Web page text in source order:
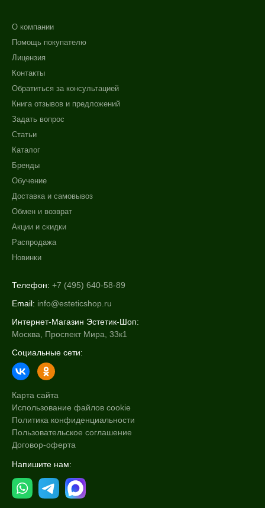
О компании
Помощь покупателю
Лицензия
Контакты
Обратиться за консультацией
Книга отзывов и предложений
Задать вопрос
Статьи
Каталог
Бренды
Обучение
Доставка и самовывоз
Обмен и возврат
Акции и скидки
Распродажа
Новинки
Телефон: +7 (495) 640-58-89
Email: info@esteticshop.ru
Интернет-Магазин Эстетик-Шоп:
Москва, Проспект Мира, 33к1
Социальные сети:
Карта сайта
Использование файлов cookie
Политика конфиденциальности
Пользовательское соглашение
Договор-оферта
Напишите нам: